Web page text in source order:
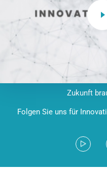
Zukunft
Folgen Sie uns für